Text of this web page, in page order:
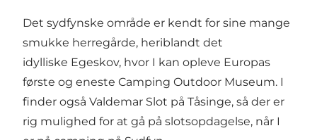
Det sydfynske område er kendt for sine mange
smukke herregårde, heriblandt det
idylliske Egeskov, hvor I kan opleve Europas
første og eneste Camping Outdoor Museum. I
finder også Valdemar Slot på Tåsinge, så der er
rig mulighed for at gå på slotsopdagelse, når I